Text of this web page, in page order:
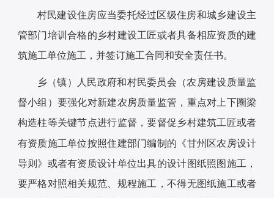
村民建设住房应当委托经过区级住房和城乡建设主
管部门培训合格的乡村建设工匠或者具备相应资质的建
筑施工单位施工，并签订施工合同和安全责任书。
乡（镇）人民政府和村民委员会（农房建设质量监
督小组）要强化对新建农房质量监管，重点对上下圈梁
构造柱等关键节点进行监督，要督促乡村建筑工匠或者
有资质施工单位按照住建部门编制的《甘州区农房设计
导则》或者有资质设计单位出具的设计图纸照图施工，
要严格对照相关规范、规程施工，不得无图纸施工或者